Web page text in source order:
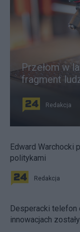
Przełom w
fragment
Redakcja
Edward Warchocki
politykami
Redakcja
Desperacki telefon
innowacjach